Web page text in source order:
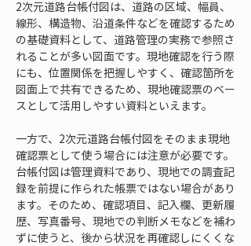
2次元道路台帳付図は、道路の区域、幅員、
線形、構造物、沿道条件などを確認するため
の基礎資料として、道路管理の実務で参照さ
れることが多い図面です。現地確認を行う際
にも、位置関係を把握しやすく、確認箇所を
図面上で共有できるため、現地確認票のベー
スとして活用しやすい資料といえます。
一方で、2次元道路台帳付図をそのまま現地
確認票として使う場合には注意が必要です。
台帳付図は管理資料であり、現地での調査記
録を前提に作られた帳票ではない場合があり
ます。そのため、確認項目、記入欄、更新履
歴、写真番号、現地での判断メモなどを補わ
ずに使うと、後から状況を再確認しにくくな